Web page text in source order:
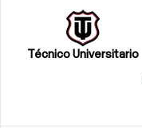
Técnico Universitario